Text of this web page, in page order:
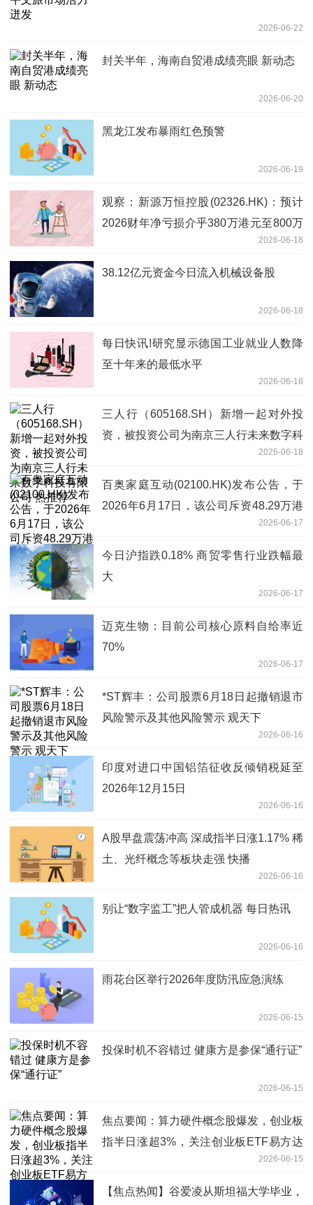
2026-06-22
封关半年，海南自贸港成绩亮眼 新动态
2026-06-20
黑龙江发布暴雨红色预警
2026-06-19
观察：新源万恒控股(02326.HK)：预计
2026财年净亏损介乎380万港元至800万
2026-06-18
38.12亿元资金今日流入机械设备股
2026-06-18
每日快讯!研究显示德国工业就业人数降
至十年来的最低水平
2026-06-18
三人行（605168.SH）新增一起对外投
资，被投资公司为南京三人行未来数字科
2026-06-18
百奥家庭互动(02100.HK)发布公告，于
2026年6月17日，该公司斥资48.29万港
2026-06-17
今日沪指跌0.18% 商贸零售行业跌幅最
大
2026-06-17
迈克生物：目前公司核心原料自给率近
70%
2026-06-17
*ST辉丰：公司股票6月18日起撤销退市
风险警示及其他风险警示 观天下
2026-06-16
印度对进口中国铝箔征收反倾销税延至
2026年12月15日
2026-06-16
A股早盘震荡冲高 深成指半日涨1.17% 稀
土、光纤概念等板块走强 快播
2026-06-16
别让“数字监工”把人管成机器 每日热讯
2026-06-16
雨花台区举行2026年度防汛应急演练
2026-06-15
投保时机不容错过 健康方是参保“通行证”
2026-06-15
焦点要闻：算力硬件概念股爆发，创业板
指半日涨超3%，关注创业板ETF易方达
2026-06-15
【焦点热闻】谷爱凌从斯坦福大学毕业，